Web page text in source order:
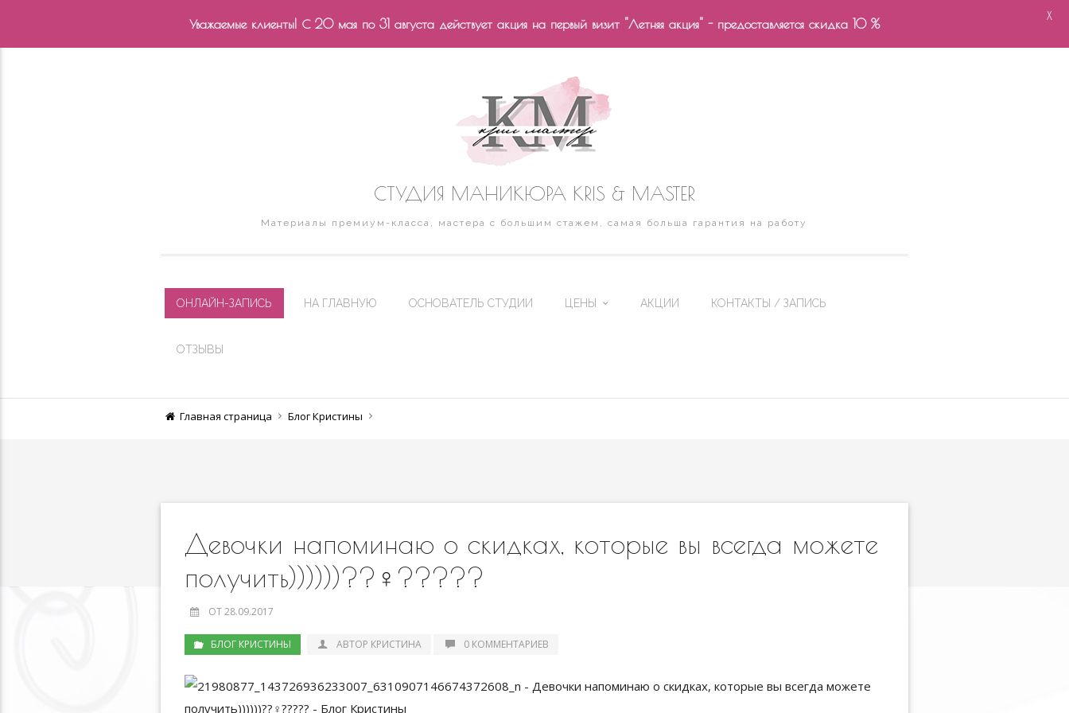
СТУДИЯ МАНИКЮРА KRIS & MASTER
Материалы премиум-класса, мастера с большим стажем, самая больша гарантия на работу
ОНЛАЙН-ЗАПИСЬ НА ГЛАВНУЮ ОСНОВАТЕЛЬ СТУДИИ ЦЕНЫ АКЦИИ КОНТАКТЫ / ЗАПИСЬ
ОТЗЫВЫ
Главная страница Блог Кристины
Девочки напоминаю о скидках, которые вы всегда можете
получить))))))??‍♀️?????
ОТ 28.09.2017
БЛОГ КРИСТИНЫ АВТОР КРИСТИНА 0 КОММЕНТАРИЕВ
Уважаемые клиенты! С 20 мая по 31 августа действует акция на первый визит "Летняя акция" - предоставляется скидка 10 %
X